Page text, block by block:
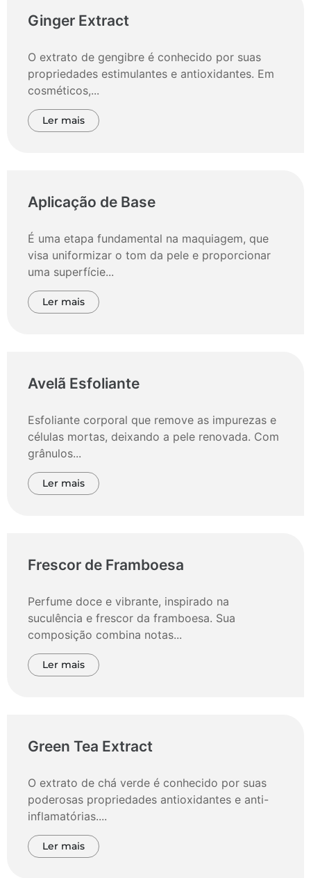
Ginger Extract
O extrato de gengibre é conhecido por suas
propriedades estimulantes e antioxidantes. Em
cosméticos,...
Ler mais
Aplicação de Base
É uma etapa fundamental na maquiagem, que
visa uniformizar o tom da pele e proporcionar
uma superfície...
Ler mais
Avelã Esfoliante
Esfoliante corporal que remove as impurezas e
células mortas, deixando a pele renovada. Com
grânulos...
Ler mais
Frescor de Framboesa
Perfume doce e vibrante, inspirado na
suculência e frescor da framboesa. Sua
composição combina notas...
Ler mais
Green Tea Extract
O extrato de chá verde é conhecido por suas
poderosas propriedades antioxidantes e anti-
inflamatórias....
Ler mais